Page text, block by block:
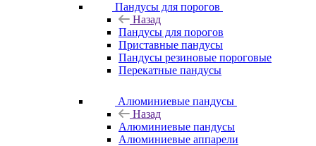
Пандусы для порогов
Назад
Пандусы для порогов
Приставные пандусы
Пандусы резиновые пороговые
Перекатные пандусы
Алюминиевые пандусы
Назад
Алюминиевые пандусы
Алюминиевые аппарели